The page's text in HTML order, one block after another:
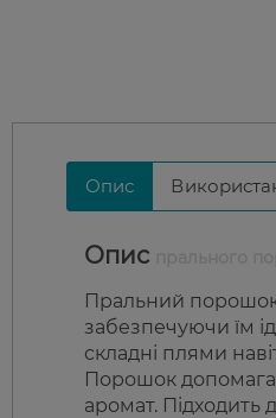
Опис
Опис
Пральний порошок
забезпечуючи їм
складні плями
Порошок
аромат. Підходить